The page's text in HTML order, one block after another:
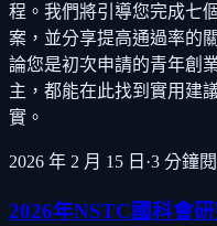
程。我們將引導您完成七
案，並分享提高通過率的
論您是初次申請的青年創
主，都能在此找到實用建
實。
2026 年 2 月 15 日 ·3 分鐘
2026年NSTC國科會